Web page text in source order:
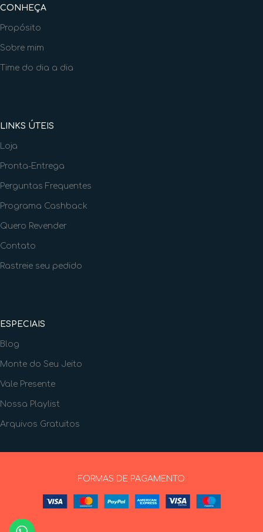
CONHEÇA
Propósito
Sobre mim
Time do dia a dia
LINKS ÚTEIS
Loja
Pronta-Entrega
Perguntas Frequentes
Programa Cashback
Quero Revender
Contato
Rastreie seu pedido
ESPECIAIS
Blog
Monte do Seu Jeito
Vale Presente
Nossa Playlist
Arquivos Gratuitos
FORMAS DE PAGAMENTO